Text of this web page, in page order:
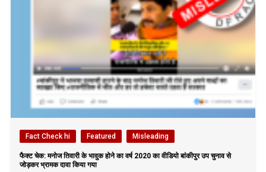
Fact Check hi Featured Misleading
फैक्ट चेक: मनोज तिवारी के भावुक होने का वर्ष 2020 का वीडियो बांकीपुर उप चुनाव से
जोड़कर भ्रामक दावा किया गया